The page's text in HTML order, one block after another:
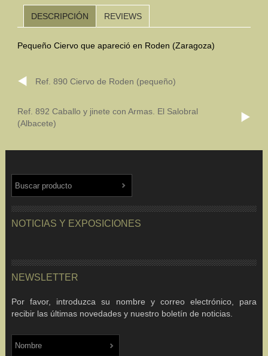
Otras Civilizaciones
Trabajos Especiales
Referencias
BUSCAR
DESCRIPCIÓN REVIEWS
Pequeño Ciervo que apareció en Roden (Zaragoza)
Ref. 890 Ciervo de Roden (pequeño)
Ref. 892 Caballo y jinete con Armas. El Salobral
(Albacete)
NOTICIAS Y EXPOSICIONES
NEWSLETTER
Por favor, introduzca su nombre y correo electrónico, para
recibir las últimas novedades y nuestro boletín de noticias.